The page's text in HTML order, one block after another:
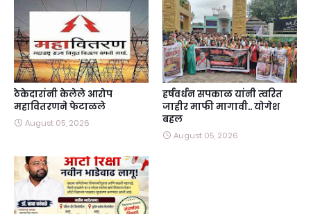
ठेकेदारांनी केलेले आरोप
महावितरणने फेटाळले
August 05, 2026
हर्षवर्धन सपकाळ यांनी त्वरित
जाहीर माफी मागावी.. योगेश
बहल
August 05, 2026